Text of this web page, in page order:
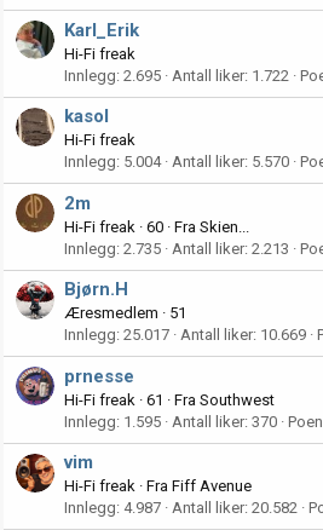
Karl_Erik
Hi-Fi freak
Innlegg 2.695 Antall liker 1.722
kasol
Hi-Fi freak
Innlegg 5.004 Antall liker 5.570
2m
Hi-Fi freak · 60 · Fra Skien...
Innlegg 2.735 Antall liker 2.213
Bjørn.H
Æresmedlem · 51
Innlegg 25.017 Antall liker 10.669
prnesse
Hi-Fi freak · 61 · Fra Southwest
Innlegg 1.595 Antall liker 370
vim
Hi-Fi freak · Fra Fiff Avenue
Innlegg 4.987 Antall liker 20.582